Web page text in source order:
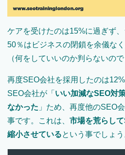
ケアを受けたのは15%に過ぎず、
50％はビジネスの閉鎖を余儀な
（何をしていいのか判らないので
再度SEO会社を採用したのは
SEO会社が「 いい加減なSEO対
なかった 」ため、再度他のSEO
事です。これは、 市場を荒らし
縮小させているという事でしょう